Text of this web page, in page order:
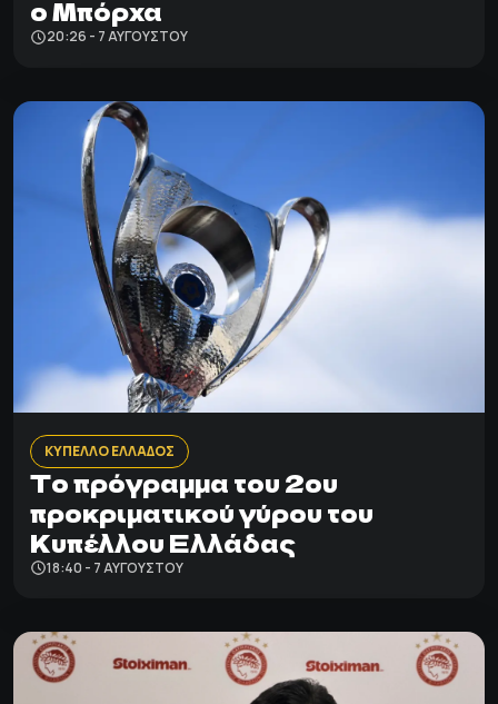
ο Μπόρχα
20:26 - 7 ΑΥΓΟΎΣΤΟΥ
ΚΥΠΕΛΛΟ ΕΛΛΑΔΟΣ
Το πρόγραμμα του 2ου
προκριματικού γύρου του
Κυπέλλου Ελλάδας
18:40 - 7 ΑΥΓΟΎΣΤΟΥ